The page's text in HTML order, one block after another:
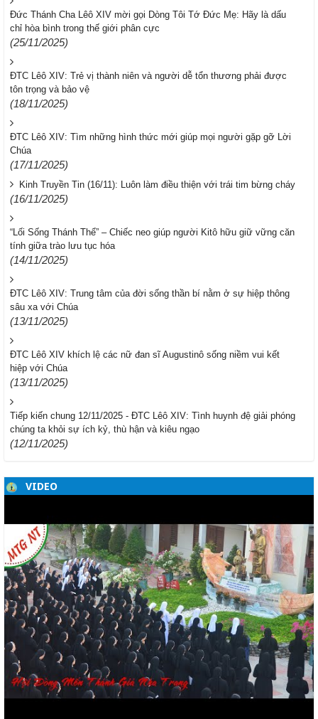
Đức Thánh Cha Lêô XIV mời gọi Dòng Tôi Tớ Đức Mẹ: Hãy là dấu
chỉ hòa bình trong thế giới phân cực
(25/11/2025)
ĐTC Lêô XIV: Trẻ vị thành niên và người dễ tổn thương phải được
tôn trọng và bảo vệ
(18/11/2025)
ĐTC Lêô XIV: Tìm những hình thức mới giúp mọi người gặp gỡ Lời
Chúa
(17/11/2025)
Kinh Truyền Tin (16/11): Luôn làm điều thiện với trái tim bừng cháy
(16/11/2025)
“Lối Sống Thánh Thể” – Chiếc neo giúp người Kitô hữu giữ vững căn
tính giữa trào lưu tục hóa
(14/11/2025)
ĐTC Lêô XIV: Trung tâm của đời sống thần bí nằm ở sự hiệp thông
sâu xa với Chúa
(13/11/2025)
ĐTC Lêô XIV khích lệ các nữ đan sĩ Augustinô sống niềm vui kết
hiệp với Chúa
(13/11/2025)
Tiếp kiến chung 12/11/2025 - ĐTC Lêô XIV: Tình huynh đệ giải phóng
chúng ta khỏi sự ích kỷ, thù hận và kiêu ngạo
(12/11/2025)
VIDEO